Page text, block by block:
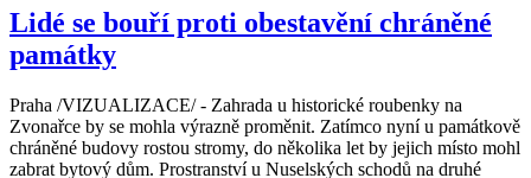
Lidé se bouří proti obestavění chráněné
památky
Praha /VIZUALIZACE/ - Zahrada u historické roubenky na
Zvonařce by se mohla výrazně proměnit. Zatímco nyní u památkově
chráněné budovy rostou stromy, do několika let by jejich místo mohl
zabrat bytový dům. Prostranství u Nuselských schodů na druhé